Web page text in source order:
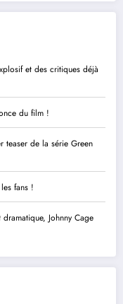
et des critiques déjà
du film !
teaser de la série Green
fans !
Johnny Cage